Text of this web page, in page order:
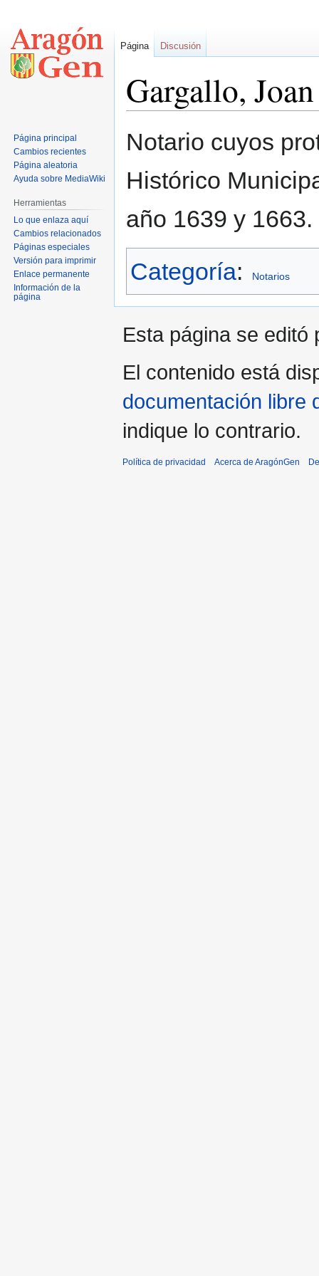
Gargallo,
navegación
búsqueda
Notario cuyos
Histórico
año 1639 y 1663.
Categoría: Notarios
Página Discusión
Página principal
Cambios recientes
Página aleatoria
Ayuda sobre MediaWiki
Herramientas
Lo que enlaza aquí
Cambios relacionados
Páginas especiales
Versión para imprimir
Enlace permanente
Información de la
página
Esta página se editó
El contenido está
documentación libre
indique lo contrario.
Política de privacidad Acerca de AragónGen